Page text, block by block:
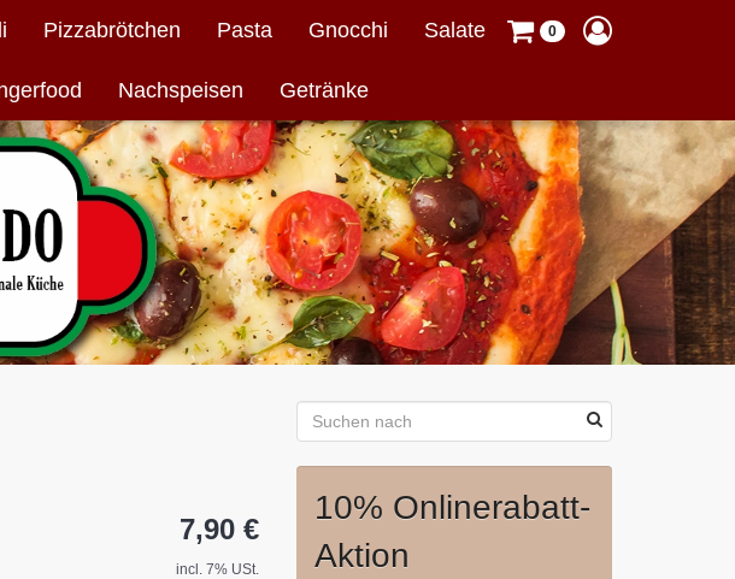
0
Pizzabrötchen Pasta Gnocchi Salate
Nachspeisen Getränke
7,90 €
incl. 7% USt.
10% Onlinerabatt-
Aktion